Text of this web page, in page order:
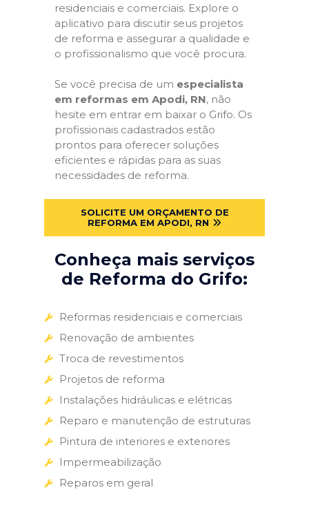
residenciais e comerciais. Explore o
aplicativo para discutir seus projetos
de reforma e assegurar a qualidade e
o profissionalismo que você procura.
Se você precisa de um especialista
em reformas em Apodi, RN, não
hesite em entrar em baixar o Grifo. Os
profissionais cadastrados estão
prontos para oferecer soluções
eficientes e rápidas para as suas
necessidades de reforma.
SOLICITE UM ORÇAMENTO DE
REFORMA EM APODI, RN
Conheça mais serviços
de Reforma do Grifo:
Reformas residenciais e comerciais
Renovação de ambientes
Troca de revestimentos
Projetos de reforma
Instalações hidráulicas e elétricas
Reparo e manutenção de estruturas
Pintura de interiores e exteriores
Impermeabilização
Reparos em geral